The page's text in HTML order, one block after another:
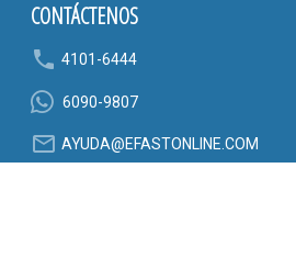
CONTÁCTENOS
phone 4101-6444
6090-9807
mail_outline AYUDA@EFASTONLINE.COM